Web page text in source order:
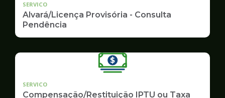
SERVICO
Alvará/Licença Provisória - Consulta
Pendência
SERVICO
Compensação/Restituição IPTU ou Taxa